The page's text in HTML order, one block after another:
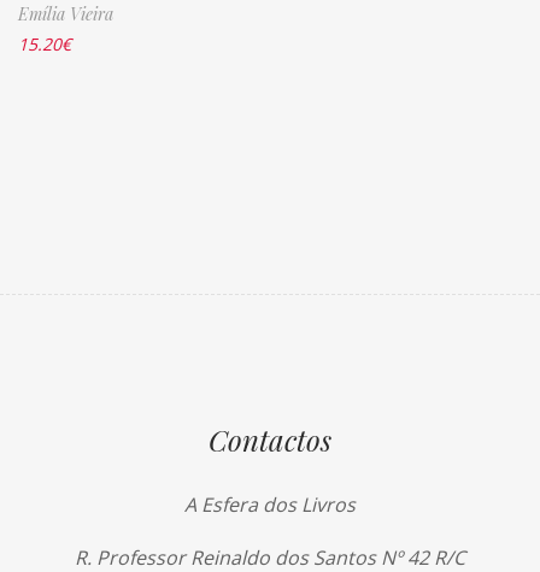
Emília Vieira
15.20€
Contactos
A Esfera dos Livros
R. Professor Reinaldo dos Santos Nº 42 R/C